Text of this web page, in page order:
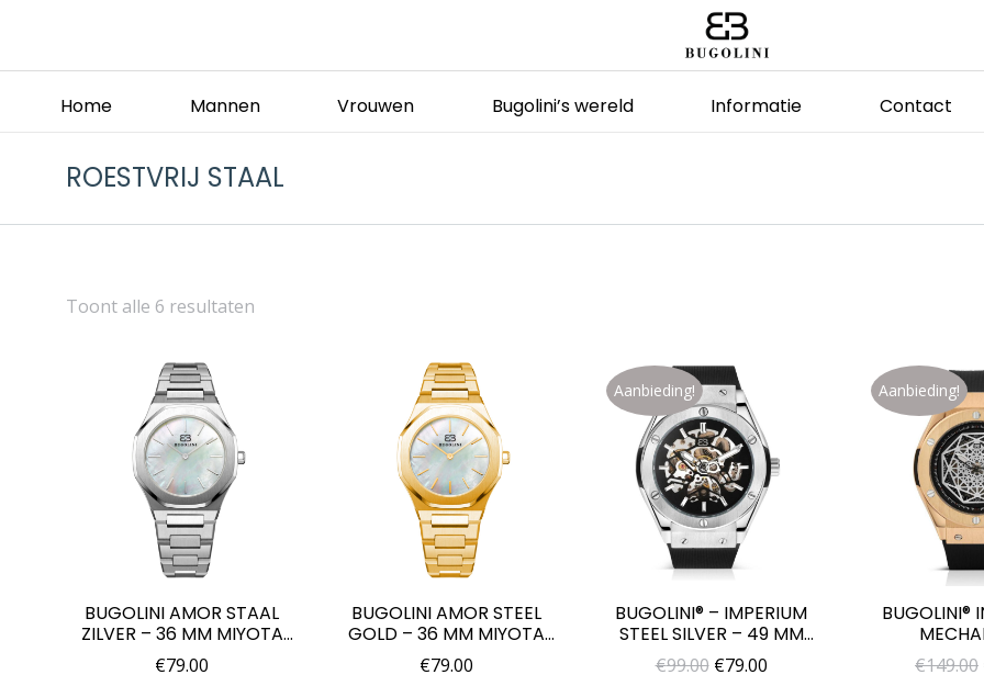
Home Mannen Vrouwen Bugolini’s wereld Informatie Contact
ROESTVRIJ STAAL
Toont alle 6 resultaten
BUGOLINI AMOR STAAL
ZILVER – 36 MM MIYOTA
2025 QUARTZ HORLOGE
VOOR DAMES
€79.00
BUGOLINI AMOR STEEL
GOLD – 36 MM MIYOTA
2025 QUARTZHORLOGE
VOOR DAMES
€79.00
Aanbieding!
BUGOLINI® – IMPERIUM
STEEL SILVER – 49 MM
MECHANISCH
AUTOMATISCH HORLOGE
€99.00 Oorspronkelijke
€79.00Huidige
Aanbieding!
BUGOLINI®
€149.00